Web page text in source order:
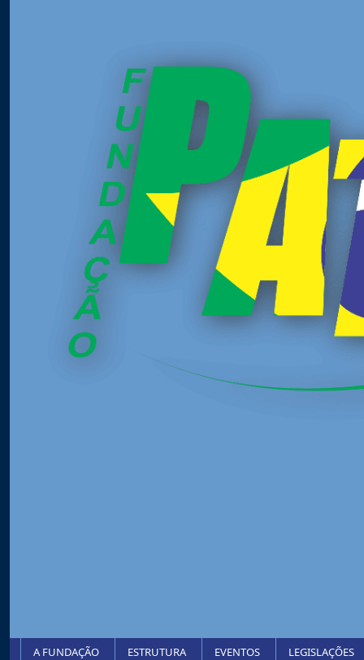
A FUNDAÇÃO ESTRUTURA EVENTOS LEGISLAÇÕES